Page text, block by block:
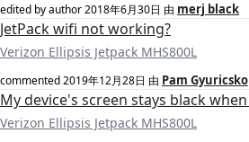
edited by author2018年6月30日 由 merj black
JetPack wifi not working?
Verizon Ellipsis Jetpack MHS800L
commented2019年12月28日 由 Pam Gyuricsko
My device's screen stays black
Verizon Ellipsis Jetpack MHS800L